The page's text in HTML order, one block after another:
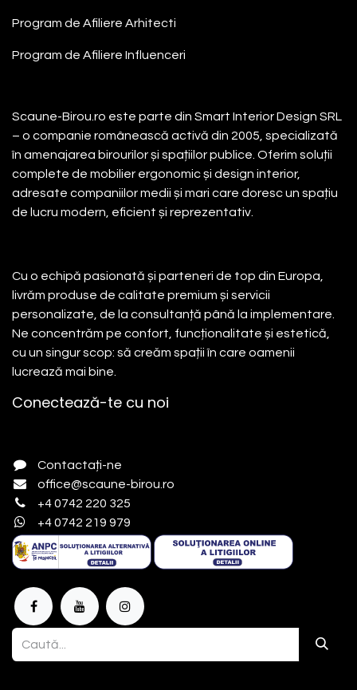
Program de Afiliere Arhitecti
Program de Afiliere Influenceri
Scaune-Birou.ro este parte din Smart Interior Design SRL
– o companie românească activă din 2005, specializată
în amenajarea birourilor și spațiilor publice. Oferim soluții
complete de mobilier ergonomic și design interior,
adresate companiilor medii și mari care doresc un spațiu
de lucru modern, eficient și reprezentativ.
Cu o echipă pasionată și parteneri de top din Europa,
livrăm produse de calitate premium și servicii
personalizate, de la consultanță până la implementare.
Ne concentrăm pe confort, funcționalitate și estetică,
cu un singur scop: să creăm spații în care oamenii
lucrează mai bine.
Conectează-te cu noi
Contactați-ne
office@scaune-birou.ro
+4 0742 220 325
+4 0742 219 979